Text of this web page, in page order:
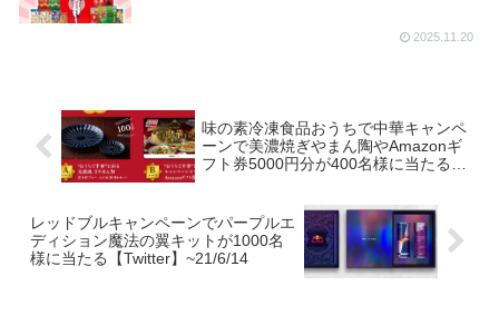
2025.11.20
味の素冷凍食品おうちで中華キャンペ
ーンで美濃焼ぎやまん陶やAmazonギ
フト券5000円分が400名様に当たる
レッドブルキャンペーンでパープルエ
ディション魔法の翼キットが1000名
様に当たる【Twitter】~21/6/14